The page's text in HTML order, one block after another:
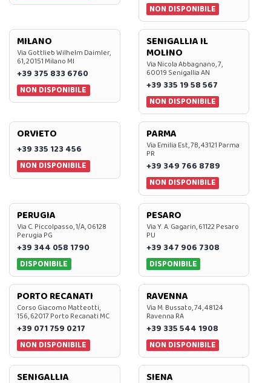
NON DISPONIBILE
MILANO
Via Gottlieb Wilhelm Daimler,
61, 20151 Milano MI
+39 375 833 6760
NON DISPONIBILE
SENIGALLIA IL
MOLINO
Via Nicola Abbagnano, 7,
60019 Senigallia AN
+39 335 19 58 567
NON DISPONIBILE
ORVIETO
+39 335 123 456
NON DISPONIBILE
PARMA
Via Emilia Est, 7B, 43121 Parma
PR
+39 349 766 8789
NON DISPONIBILE
PERUGIA
Via C. Piccolpasso, 1/A, 06128
Perugia PG
+39 344 058 1790
DISPONIBILE
PESARO
Via Y. A. Gagarin, 61122 Pesaro
PU
+39 347 906 7308
DISPONIBILE
PORTO RECANATI
Corso Giacomo Matteotti,
156, 62017 Porto Recanati MC
+39 071 759 0217
NON DISPONIBILE
RAVENNA
Via M. Bussato, 74, 48124
Ravenna RA
+39 335 544 1908
NON DISPONIBILE
SENIGALLIA SIENA